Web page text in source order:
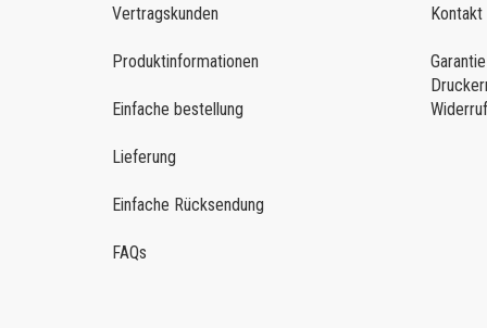
Vertragskunden
Produktinformationen
Einfache bestellung
Lieferung
Einfache Rücksendung
FAQs
Kontakt